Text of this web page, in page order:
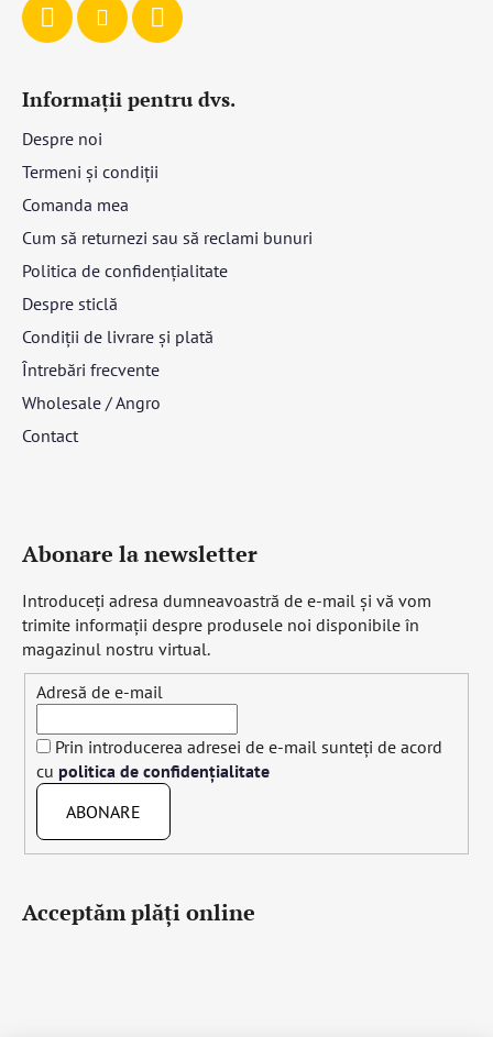
Informații pentru dvs.
Despre noi
Termeni și condiții
Comanda mea
Cum să returnezi sau să reclami bunuri
Politica de confidențialitate
Despre sticlă
Condiții de livrare și plată
Întrebări frecvente
Wholesale / Angro
Contact
Abonare la newsletter
Introduceţi adresa dumneavoastră de e-mail şi vă vom
trimite informaţii despre produsele noi disponibile în
magazinul nostru virtual.
Adresă de e-mail
Prin introducerea adresei de e-mail sunteți de acord
cu politica de confidențialitate
ABONARE
Acceptăm plăţi online